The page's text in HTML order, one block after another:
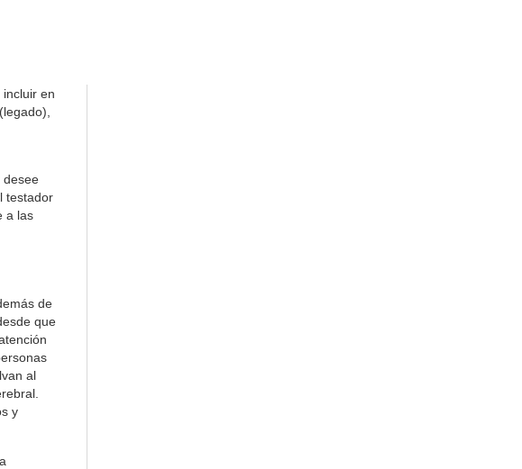
en
desee
testador
a las
de
que
al
y